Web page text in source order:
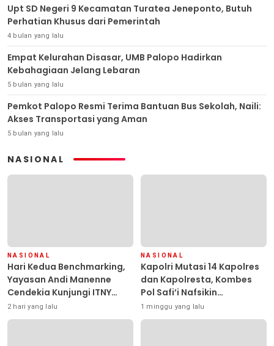
Upt SD Negeri 9 Kecamatan Turatea Jeneponto, Butuh
Perhatian Khusus dari Pemerintah
4 bulan yang lalu
Empat Kelurahan Disasar, UMB Palopo Hadirkan
Kebahagiaan Jelang Lebaran
5 bulan yang lalu
Pemkot Palopo Resmi Terima Bantuan Bus Sekolah, Naili:
Akses Transportasi yang Aman
5 bulan yang lalu
NASIONAL
NASIONAL
Hari Kedua Benchmarking,
Yayasan Andi Manenne
Cendekia Kunjungi ITNY
Yogyakarta
2 hari yang lalu
NASIONAL
Kapolri Mutasi 14 Kapolres
dan Kapolresta, Kombes
Pol Safi’i Nafsikin
Mengemban Amanah
Pimpin Polresta Kendari
1 minggu yang lalu